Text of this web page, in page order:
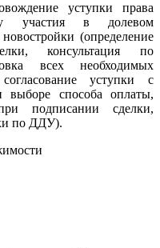
уступки права
участия в долевом
(определение
консультация по
всех необходимых
уступки с
способа оплаты,
подписании сделки,
по ДДУ).